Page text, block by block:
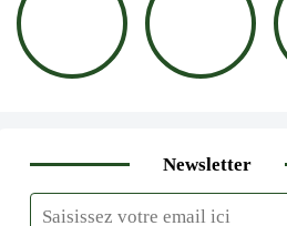
Newsletter